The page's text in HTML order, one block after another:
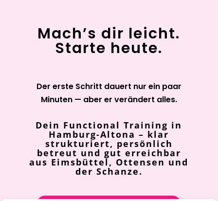
Mach’s dir leicht.
Starte heute.
Der erste Schritt dauert nur ein paar
Minuten — aber er verändert alles.
Dein Functional Training in
Hamburg-Altona – klar
strukturiert, persönlich
betreut und gut erreichbar
aus Eimsbüttel, Ottensen und
der Schanze.